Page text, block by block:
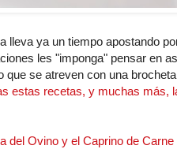
lleva ya un tiempo apostando
les "imponga" pensar en
se atreven con una
estas recetas, y muchas más,
del Ovino y el Caprino de Carne